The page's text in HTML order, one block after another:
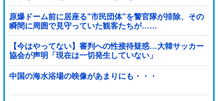
が……
原爆ドーム前に居座る”市民団体”を警官隊が排除、その
瞬間に周囲で見守っていた観客たちが……
【今はやってない】審判への性接待疑惑…大韓サッカー
協会が声明「現在は一切発生していない」
中国の海水浴場の映像があまりにも・・・